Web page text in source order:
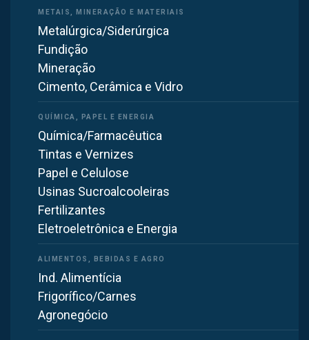
Metalúrgica/Siderúrgica
Fundição
Mineração
Cimento, Cerâmica e Vidro
Química/Farmacêutica
Tintas e Vernizes
Papel e Celulose
Usinas Sucroalcooleiras
Fertilizantes
Eletroeletrônica e Energia
Ind. Alimentícia
Frigorífico/Carnes
Agronegócio
lavadores de gases desde 1985
para captar, filtrar e tratar poeiras, fumos e gases
industriais, protegendo trabalhadores, equipamentos
Coletor de Pó Industrial
cada pó.